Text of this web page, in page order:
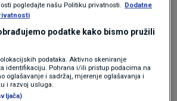
Oglas
pogledajte našu Politiku privatnosti. Dodatne
podatke kako bismo pružili
podataka. Aktivno skeniranje
identifikaciju. Pohrana i/ili pristup podacima na
oglašavanje i sadržaj, mjerenje oglašavanja i
i razvoj usluga.